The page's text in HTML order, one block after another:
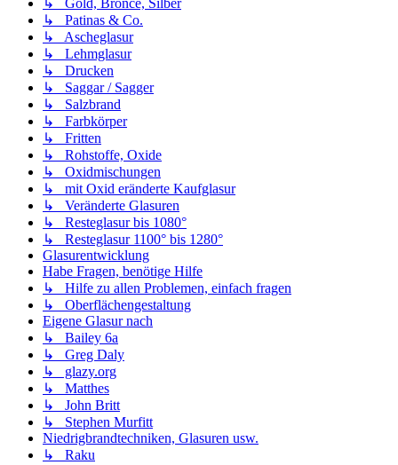
↳ Patinas & Co.
↳ Ascheglasur
↳ Lehmglasur
↳ Drucken
↳ Saggar / Sagger
↳ Salzbrand
↳ Farbkörper
↳ Fritten
↳ Rohstoffe, Oxide
↳ Oxidmischungen
↳ mit Oxid eränderte Kaufglasur
↳ Veränderte Glasuren
↳ Resteglasur bis 1080°
↳ Resteglasur 1100° bis 1280°
Glasurentwicklung
Habe Fragen, benötige Hilfe
↳ Hilfe zu allen Problemen, einfach fragen
↳ Oberflächengestaltung
Eigene Glasur nach
↳ Bailey 6a
↳ Greg Daly
↳ glazy.org
↳ Matthes
↳ John Britt
↳ Stephen Murfitt
Niedrigbrandtechniken, Glasuren usw.
↳ Raku